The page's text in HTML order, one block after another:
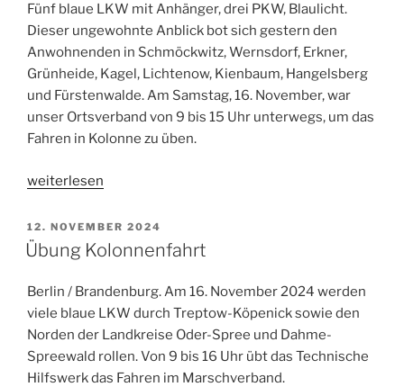
Fünf blaue LKW mit Anhänger, drei PKW, Blaulicht.
Dieser ungewohnte Anblick bot sich gestern den
Anwohnenden in Schmöckwitz, Wernsdorf, Erkner,
Grünheide, Kagel, Lichtenow, Kienbaum, Hangelsberg
und Fürstenwalde. Am Samstag, 16. November, war
unser Ortsverband von 9 bis 15 Uhr unterwegs, um das
Fahren in Kolonne zu üben.
„erfolgreiche
Übung“
weiterlesen
VERÖFFENTLICHT
AM
12. NOVEMBER 2024
Übung Kolonnenfahrt
Berlin / Brandenburg. Am 16. November 2024 werden
viele blaue LKW durch Treptow-Köpenick sowie den
Norden der Landkreise Oder-Spree und Dahme-
Spreewald rollen. Von 9 bis 16 Uhr übt das Technische
Hilfswerk das Fahren im Marschverband.